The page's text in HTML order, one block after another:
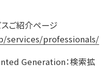
ご紹介ページ
services/professionals/
Generation：検索拡